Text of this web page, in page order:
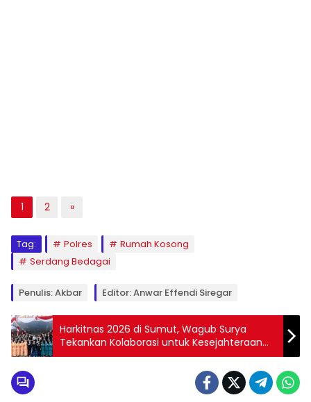
1 2 »
Tag: Polres
Rumah Kosong
Serdang Bedagai
Penulis: Akbar Editor: Anwar Effendi Siregar
Harkitnas 2026 di Sumut, Wagub Surya
Tekankan Kolaborasi untuk Kesejahteraan
Masyarakat